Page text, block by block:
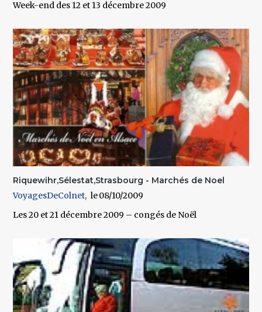
Week-end des 12 et 13 décembre 2009
Riquewihr,Sélestat,Strasbourg - Marchés de Noel
VoyagesDeColnet
08/10/2009
Les 20 et 21 décembre 2009 – congés de Noël